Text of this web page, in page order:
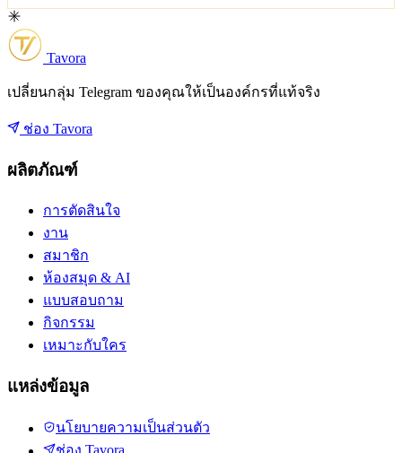
Tavora
เปลี่ยนกลุ่ม Telegram ของคุณให้เป็นองค์กรที่แท้จริง
ช่อง Tavora
ผลิตภัณฑ์
การตัดสินใจ
งาน
สมาชิก
ห้องสมุด & AI
แบบสอบถาม
กิจกรรม
เหมาะกับใคร
แหล่งข้อมูล
นโยบายความเป็นส่วนตัว
ช่อง Tavora